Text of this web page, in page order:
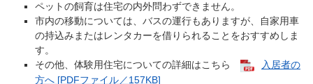
ペットの飼育は住宅の内外問わずできません。
市内の移動については、バスの運行もありますが、自家用車
の持込みまたはレンタカーを借りられることをおすすめしま
す。
その他、体験用住宅についての詳細はこちら
入居者の
方へ [PDFファイル／157KB]